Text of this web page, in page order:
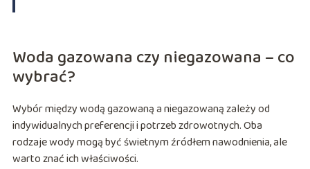
Woda gazowana czy niegazowana – co
wybrać?
Wybór między wodą gazowaną a niegazowaną zależy od
indywidualnych preferencji i potrzeb zdrowotnych. Oba
rodzaje wody mogą być świetnym źródłem nawodnienia, ale
warto znać ich właściwości.